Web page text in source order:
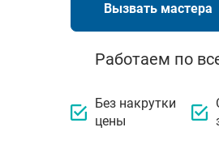
Вызвать мастера
Работаем по
Без накрутки
цены